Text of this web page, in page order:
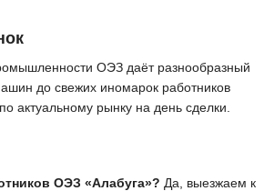
ОЭЗ даёт разнообразный
до свежих иномарок работников
актуальному рынку на день сделки.
ОЭЗ «Алабуга»? Да, выезжаем к